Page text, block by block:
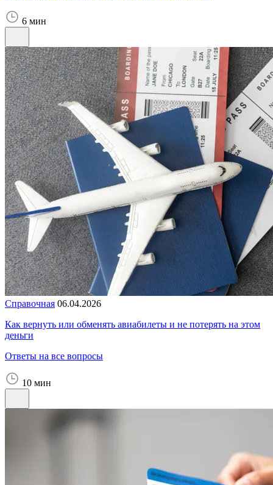
6 мин
Справочная 06.04.2026
Как вернуть или обменять авиабилеты и не потерять на этом
деньги
Ответы на все вопросы
10 мин